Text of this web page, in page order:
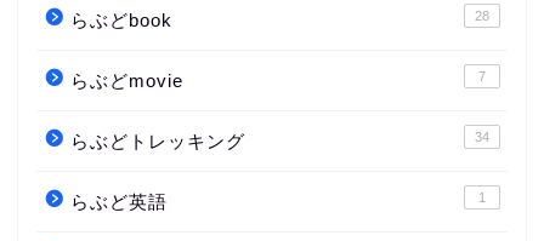
らぶどbook 28
らぶどmovie 7
らぶどトレッキング 34
らぶど英語 1